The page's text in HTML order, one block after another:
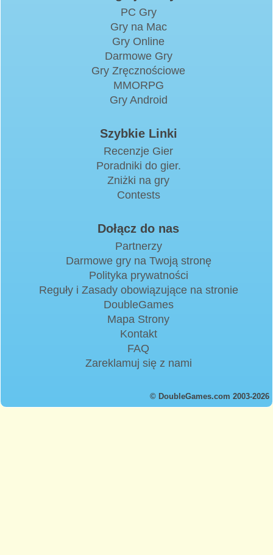
PC Gry
Gry na Mac
Gry Online
Darmowe Gry
Gry Zręcznościowe
MMORPG
Gry Android
Szybkie Linki
Recenzje Gier
Poradniki do gier.
Zniżki na gry
Contests
Dołącz do nas
Partnerzy
Darmowe gry na Twoją stronę
Polityka prywatności
Reguły i Zasady obowiązujące na stronie
DoubleGames
Mapa Strony
Kontakt
FAQ
Zareklamuj się z nami
© DoubleGames.com 2003-2026